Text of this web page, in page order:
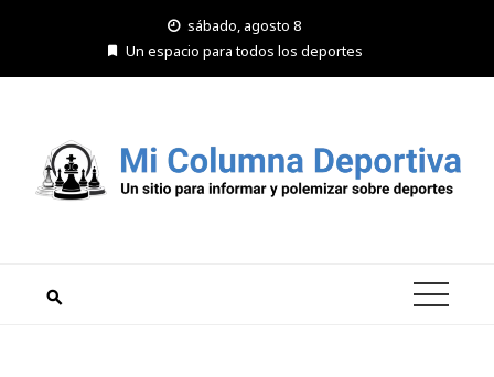
sábado, agosto 8
Un espacio para todos los deportes